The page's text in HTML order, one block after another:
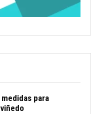
para